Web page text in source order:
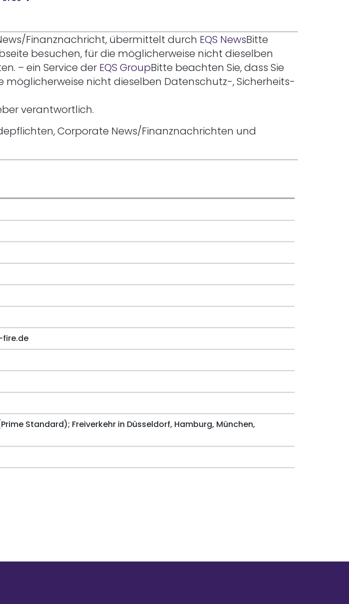
Finanznachricht, übermittelt durch EQS NewsBitte
besuchen, für die möglicherweise nicht dieselben
– ein Service der EQS GroupBitte beachten Sie, dass Sie
möglicherweise nicht dieselben Datenschutz-, Sicherheits-
verantwortlich.
Corporate News/Finanznachrichten und
Standard); Freiverkehr in Düsseldorf, Hamburg, München,